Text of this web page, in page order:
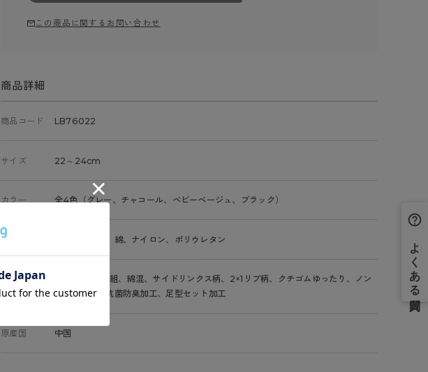
この商品に関するお問い合わせ
商品詳細
商品コード LB76022
サイズ 22～24cm
カラー 全4色（グレー、チャコール、ベビーベージュ、ブラック）
素材 ポリエステル、綿、ナイロン、ポリウレタン
特徴
18cm丈、2足組、綿混、サイドリンクス柄、2×1リブ柄、クチゴムゆったり、ノン
サポーティ、抗菌防臭加工、足型セット加工
原産国 中国